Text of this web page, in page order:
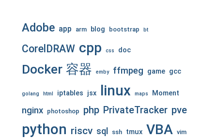
Adobe app arm blog bootstrap bt
CorelDRAW cpp css doc
Docker 容器 emby ffmpeg game gcc
golang html iptables jsx linux maps Moment
nginx photoshop php PrivateTracker pve
python riscv sql ssh tmux VBA vim